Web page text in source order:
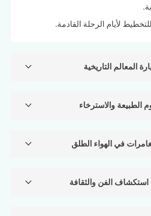
لأيام الرحلة القادمة.
المعالم التاريخية
الطبيعة والاسترخاء
في الهواء الطلق
استكشاف الفن والثقافة